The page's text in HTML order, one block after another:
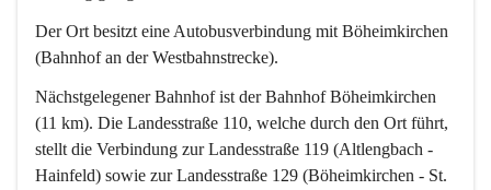
Der Ort besitzt eine Autobusverbindung mit Böheimkirchen
(Bahnhof an der Westbahnstrecke).
Nächstgelegener Bahnhof ist der Bahnhof Böheimkirchen
(11 km). Die Landesstraße 110, welche durch den Ort führt,
stellt die Verbindung zur Landesstraße 119 (Altlengbach -
Hainfeld) sowie zur Landesstraße 129 (Böheimkirchen - St.